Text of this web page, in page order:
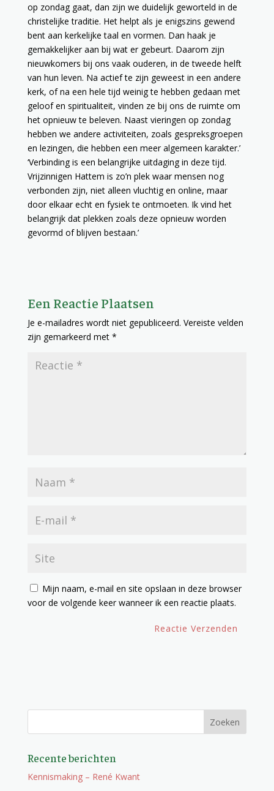
op zondag gaat, dan zijn we duidelijk geworteld in de
christelijke traditie. Het helpt als je enigszins gewend
bent aan kerkelijke taal en vormen. Dan haak je
gemakkelijker aan bij wat er gebeurt. Daarom zijn
nieuwkomers bij ons vaak ouderen, in de tweede helft
van hun leven. Na actief te zijn geweest in een andere
kerk, of na een hele tijd weinig te hebben gedaan met
geloof en spiritualiteit, vinden ze bij ons de ruimte om
het opnieuw te beleven. Naast vieringen op zondag
hebben we andere activiteiten, zoals gespreksgroepen
en lezingen, die hebben een meer algemeen karakter.’
‘Verbinding is een belangrijke uitdaging in deze tijd.
Vrijzinnigen Hattem is zo’n plek waar mensen nog
verbonden zijn, niet alleen vluchtig en online, maar
door elkaar echt en fysiek te ontmoeten. Ik vind het
belangrijk dat plekken zoals deze opnieuw worden
gevormd of blijven bestaan.’
Een Reactie Plaatsen
Je e-mailadres wordt niet gepubliceerd. Vereiste velden
zijn gemarkeerd met *
Mijn naam, e-mail en site opslaan in deze browser
voor de volgende keer wanneer ik een reactie plaats.
Recente berichten
Kennismaking – René Kwant